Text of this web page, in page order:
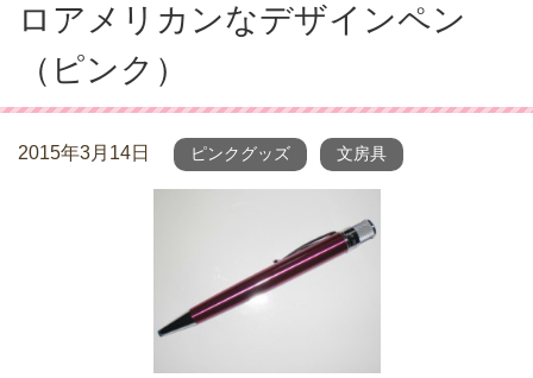
ロアメリカンなデザインペン
（ピンク）
2015年3月14日 ピンクグッズ 文房具